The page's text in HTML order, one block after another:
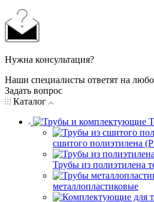
Нужна консультация?
Наши специалисты ответят на
Задать вопрос
Каталог
сшитого полиэтилена
Трубы из полиэтилена
металлопластиковые